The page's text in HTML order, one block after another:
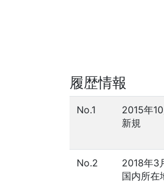
履歴情報
No.1
2015年
新規
No.2
2018年3
国内所在